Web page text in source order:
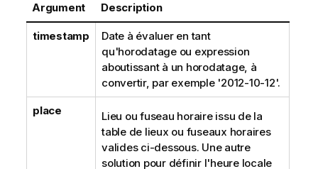
Argument Description
timestamp
Date à évaluer en tant
qu'horodatage ou expression
aboutissant à un horodatage, à
convertir, par exemple '2012-10-12'.
place
Lieu ou fuseau horaire issu de la
table de lieux ou fuseaux horaires
valides ci-dessous. Une autre
solution pour définir l'heure locale